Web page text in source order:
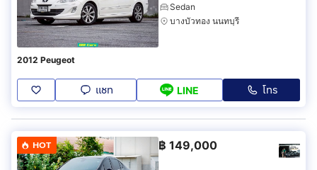
Sedan
บางบัวทอง นนทบุรี
2012 Peugeot
แชท LINE โทร
HOT ฿ 149,000